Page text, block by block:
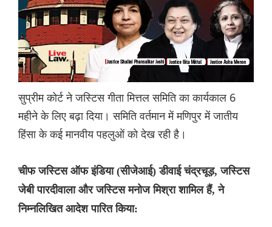
सुप्रीम कोर्ट ने जस्टिस गीता मित्तल समिति का कार्यकाल 6
महीने के लिए बढ़ा दिया। समिति वर्तमान में मणिपुर में जातीय
हिंसा के कई मानवीय पहलुओं को देख रही है।
चीफ जस्टिस ऑफ इंडिया (सीजेआई) डीवाई चंद्रचूड़, जस्टिस
जेबी पारदीवाला और जस्टिस मनोज मिश्रा शामिल हैं, ने
निम्नलिखित आदेश पारित किया: